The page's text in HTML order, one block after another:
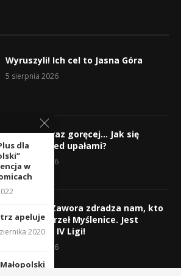
Wyruszyli! Ich cel to Jasna Góra
5 sierpnia 2026
Gorąco, coraz goręcej… Jak się
chronić przed upałami?
4 sierpnia 2026
Krzysztof Zawora zdradza nam, kto
wzmocni Orzeł Myślenice. Jest
nazwisko z IV Ligi!
3 sierpnia 2026
dla
w
apeluje
2020